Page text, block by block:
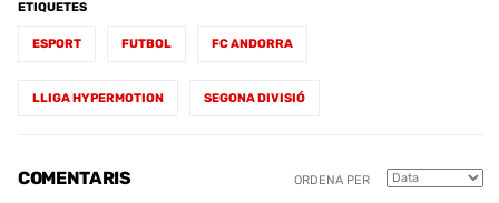
ETIQUETES
ESPORT FUTBOL FC ANDORRA
LLIGA HYPERMOTION SEGONA DIVISIÓ
COMENTARIS ORDENA PER